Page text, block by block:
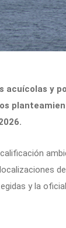
acuícolas y
y la